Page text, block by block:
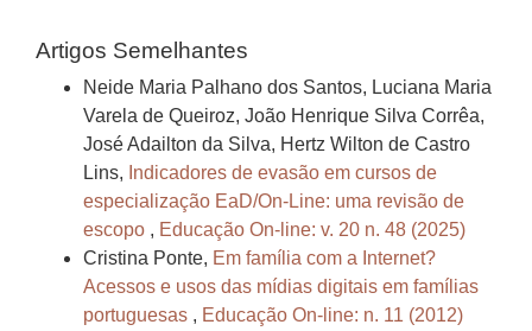
Artigos Semelhantes
Neide Maria Palhano dos Santos, Luciana Maria
Varela de Queiroz, João Henrique Silva Corrêa,
José Adailton da Silva, Hertz Wilton de Castro
Lins, Indicadores de evasão em cursos de
especialização EaD/On-Line: uma revisão de
escopo , Educação On-line: v. 20 n. 48 (2025)
Cristina Ponte, Em família com a Internet?
Acessos e usos das mídias digitais em famílias
portuguesas , Educação On-line: n. 11 (2012)